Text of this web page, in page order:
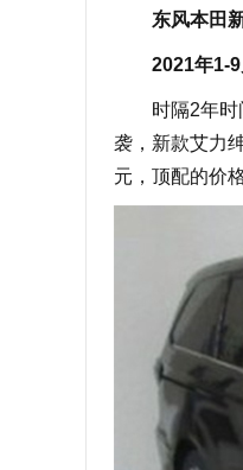
东风本田新
2021年1-9
时隔2年时间
袭，新款艾力
元，顶配的价